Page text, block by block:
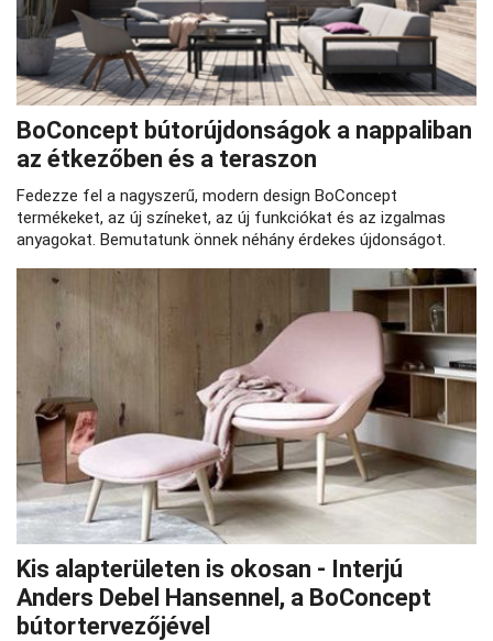
BoConcept bútorújdonságok a nappaliban
az étkezőben és a teraszon
Fedezze fel a nagyszerű, modern design BoConcept
termékeket, az új színeket, az új funkciókat és az izgalmas
anyagokat. Bemutatunk önnek néhány érdekes újdonságot.
Kis alapterületen is okosan - Interjú
Anders Debel Hansennel, a BoConcept
bútortervezőjével